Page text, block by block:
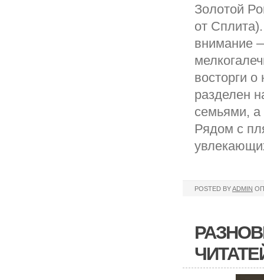
Золотой
от
внимание
восторги
разделен
семьями, а
Рядом с
POSTED BYADMIN